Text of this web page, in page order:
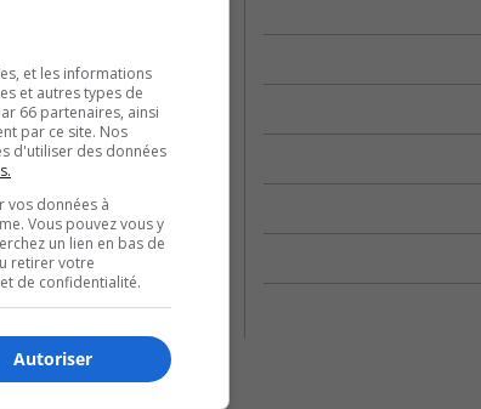
et les informations
et autres types de
66 partenaires, ainsi
par ce site. Nos
d'utiliser des données
vos données à
Vous pouvez vous y
un lien en bas de
retirer votre
de confidentialité.
Autoriser